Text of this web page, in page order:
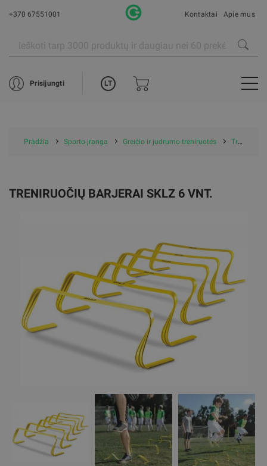
+370 67551001 Kontaktai Apie mus
Prisijungti LT
Pradžia Sporto įranga Greičio ir judrumo treniruotės Treniruočių barjerai Sklz 6 vnt.
TRENIRUOČIŲ BARJERAI SKLZ 6 VNT.